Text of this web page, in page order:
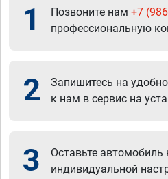
1 Позвоните нам +7
профессиональную
2
Запишитесь на
к нам в сервис на
3
Оставьте автомобиль
индивидуальной